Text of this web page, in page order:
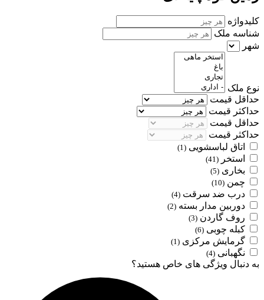
کلیدواژه
شناسه ملک
شهر
نوع ملک
حداقل قیمت
حداکثر قیمت
حداقل قیمت
حداکثر قیمت
اتاق لباسشویی (1)
استخر (41)
بخاری (5)
چمن (10)
درب ضد سرقت (4)
دوربین مدار بسته (2)
روف گاردن (3)
کبله چوبی (6)
گرمایش مرکزی (1)
نگهبانی (4)
به دنبال ویژگی های خاص هستید؟